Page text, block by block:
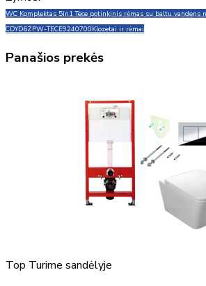
WC Komplektas 5in1 Tece potinkinis rėmas su baltu
CDYD6ZPW-TECE9240700Klozetai ir rėmai
Panašios prekės
Top Turime sandėlyje